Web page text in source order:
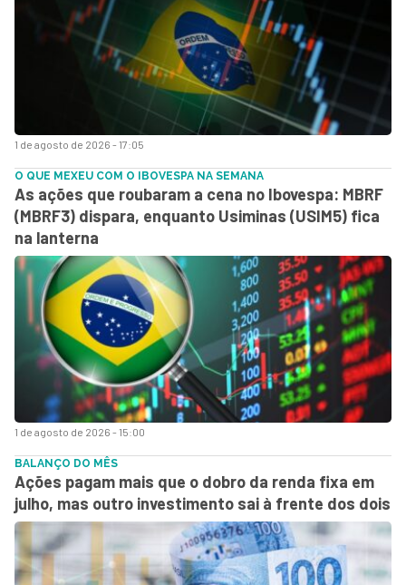
1 de agosto de 2026 - 17:05
1 de agosto de 2026 - 15:00
O QUE MEXEU COM O IBOVESPA NA SEMANA
As ações que roubaram a cena no Ibovespa: MBRF
(MBRF3) dispara, enquanto Usiminas (USIM5) fica
na lanterna
BALANÇO DO MÊS
Ações pagam mais que o dobro da renda fixa em
julho, mas outro investimento sai à frente dos dois